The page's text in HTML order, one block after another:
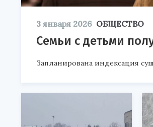
3 января 2026 ОБЩЕСТВО
Семьи с детьми
Запланирована индексация